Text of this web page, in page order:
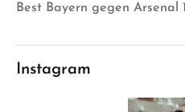
Best Bayern gegen Arsenal 1
Instagram